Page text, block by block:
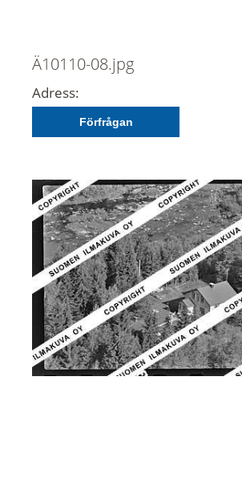
Ä10110-08.jpg
Adress:
Förfrågan